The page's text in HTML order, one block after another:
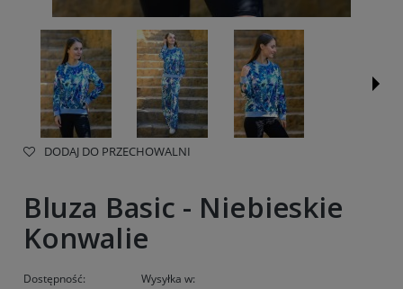
DODAJ DO PRZECHOWALNI
Bluza Basic - Niebieskie
Konwalie
Dostępność:
Wysyłka w: